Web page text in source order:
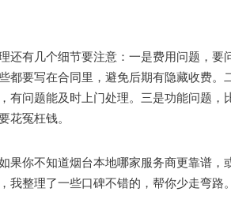
有几个细节要注意：一是费用问题，要
都要写在合同里，避免后期有隐藏收费
有问题能及时上门处理。三是功能问题
花冤枉钱。
你不知道烟台本地哪家服务商更靠谱，
我整理了一些口碑不错的，帮你少走弯路